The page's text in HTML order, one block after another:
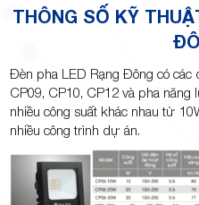
THÔNG SỐ KỸ
Đèn pha LED Rạng Đông có các
CP09, CP10, CP12 và pha
nhiều công suất khác nhau từ
nhiều công trình dự án.